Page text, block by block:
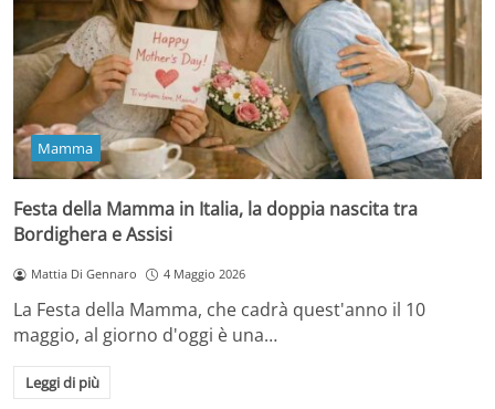
Mamma
Festa della Mamma in Italia, la doppia nascita tra
Bordighera e Assisi
Mattia Di Gennaro 4 Maggio 2026
La Festa della Mamma, che cadrà quest'anno il 10
maggio, al giorno d'oggi è una…
Leggi di più